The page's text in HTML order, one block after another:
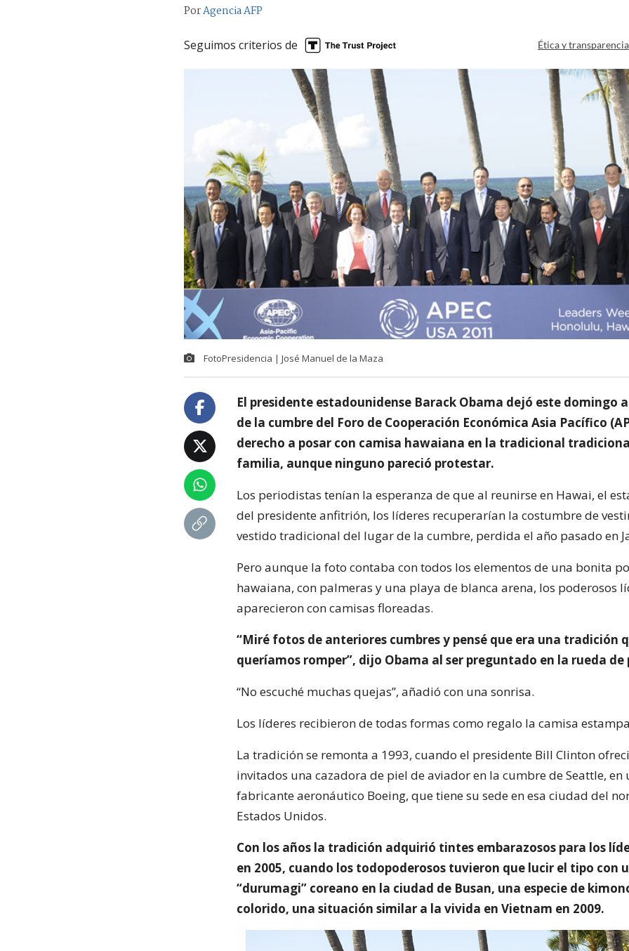
PorAgencia AFP
Seguimos criterios de Ética y
FotoPresidencia | José Manuel de la Maza
El presidente estadounidense Barack Obama dejó este domingo
de la cumbre del Foro de Cooperación Económica Asia Pacífico
derecho a posar con camisa hawaiana en la tradicional
familia, aunque ninguno pareció protestar.
Los periodistas tenían la esperanza de que al reunirse en Hawai, el
del presidente anfitrión, los líderes recuperarían la costumbre de
vestido tradicional del lugar de la cumbre, perdida el año pasado en
Pero aunque la foto contaba con todos los elementos de una bonita
hawaiana, con palmeras y una playa de blanca arena, los poderosos
aparecieron con camisas floreadas.
“Miré fotos de anteriores cumbres y pensé que era una tradición
queríamos romper”, dijo Obama al ser preguntado en la rueda de
“No escuché muchas quejas”, añadió con una sonrisa.
Los líderes recibieron de todas formas como regalo la camisa
La tradición se remonta a 1993, cuando el presidente Bill Clinton
invitados una cazadora de piel de aviador en la cumbre de Seattle, en
fabricante aeronáutico Boeing, que tiene su sede en esa ciudad del
Estados Unidos.
Con los años la tradición adquirió tintes embarazosos para los
en 2005, cuando los todopoderosos tuvieron que lucir el tipo con
“durumagi” coreano en la ciudad de Busan, una especie de
colorido, una situación similar a la vivida en Vietnam en 2009.